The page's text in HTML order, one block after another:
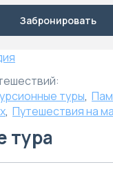
туры,
, Путешествия на
тура
Забронировать